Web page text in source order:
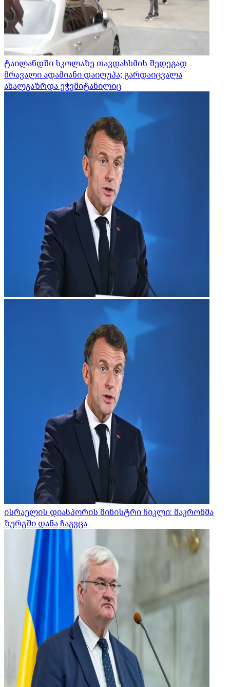
ტაილანდში სკოლაზე თავდასხმის შედეგად
მრავალი ადამიანი დაიღუპა; გარდაიცვალა
ახალგაზრდა ეჭვმიტანილიც
ისრაელის დიასპორის მინისტრი ჩიკლი: მაკრონმა
ზურგში დანა ჩაგვცა